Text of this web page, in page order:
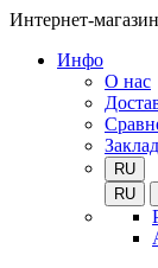
Интернет-
Инфо
О нас
RU
RU